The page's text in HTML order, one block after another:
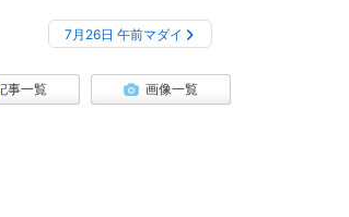
7月26日 午前マダイ
事一覧 画像一覧